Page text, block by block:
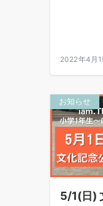
2022年4月
お知らせ
5/1(日)